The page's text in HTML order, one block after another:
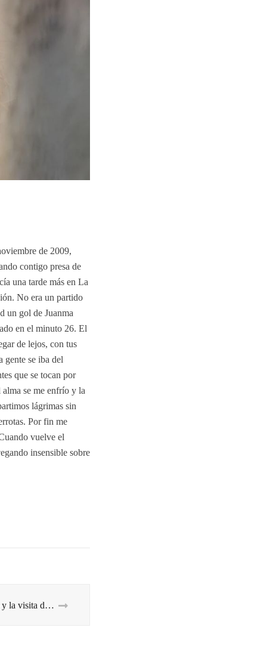
de 2009,
contigo presa de
una tarde más en La
No era un partido
un gol de Juanma
en el minuto 26. El
de lejos, con tus
gente se iba del
que se tocan por
se me enfrío y la
lágrimas sin
Por fin me
vuelve el
insensible sobre
El éxito, el fracaso y la visita del Coco